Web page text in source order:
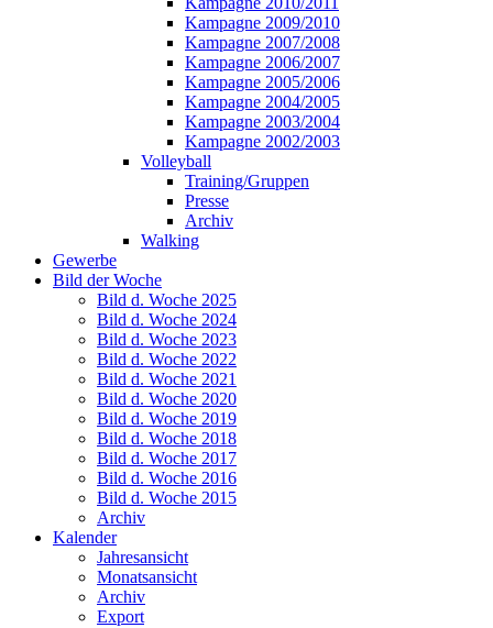
Kampagne 2009/2010
Kampagne 2007/2008
Kampagne 2006/2007
Kampagne 2005/2006
Kampagne 2004/2005
Kampagne 2003/2004
Kampagne 2002/2003
Volleyball
Training/Gruppen
Presse
Archiv
Walking
Gewerbe
Bild der Woche
Bild d. Woche 2025
Bild d. Woche 2024
Bild d. Woche 2023
Bild d. Woche 2022
Bild d. Woche 2021
Bild d. Woche 2020
Bild d. Woche 2019
Bild d. Woche 2018
Bild d. Woche 2017
Bild d. Woche 2016
Bild d. Woche 2015
Archiv
Kalender
Jahresansicht
Monatsansicht
Archiv
Export